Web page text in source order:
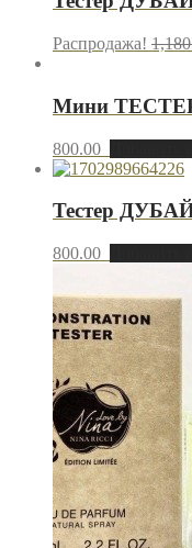
Распродажа!
Мини ТЕСТЕР
800.00
Тестер
800.00